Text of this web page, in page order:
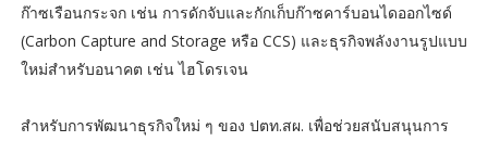
ก๊าซเรือนกระจก เช่น การดักจับและกักเก็บก๊าซคาร์บอนไดออกไซด์
(Carbon Capture and Storage หรือ CCS) และธุรกิจพลังงานรูปแบบ
ใหม่สำหรับอนาคต เช่น ไฮโดรเจน
สำหรับการพัฒนาธุรกิจใหม่ ๆ ของ ปตท.สผ. เพื่อช่วยสนับสนุนการ